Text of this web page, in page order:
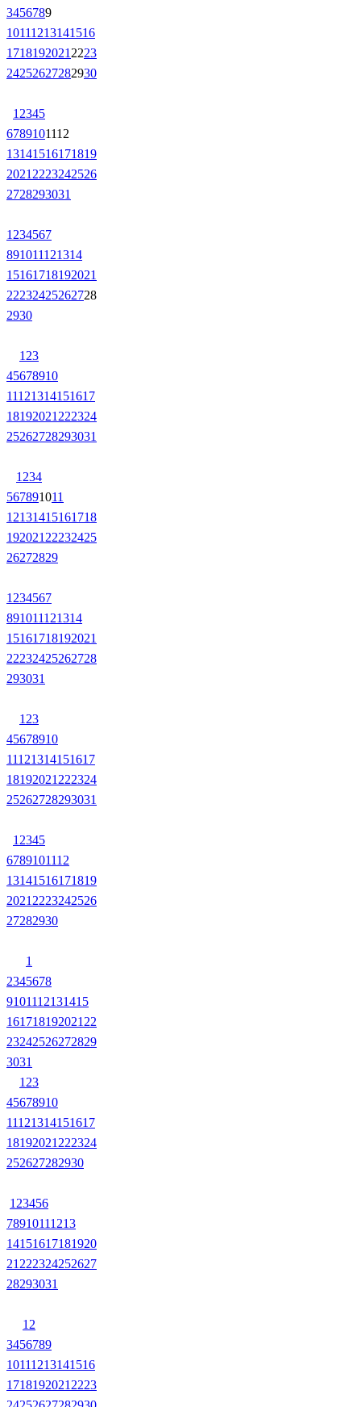
3456789
10111213141516
1718192021 2223
24252627282930
1 2345
6789101112
13141516171819
2021 2223242526
2728293031
1 234567
891011121314
15161718192021
22232425262728
2930
1 23
45678910
11121314151617
18192021 222324
25262728293031
1 234
567891011
12131415161718
192021 22232425
26272829
1 234567
891011121314
15161718192021
22232425262728
293031
1 23
45678910
11121314151617
18192021 222324
25262728293031
1 2345
6789101112
13141516171819
2021 2223242526
27282930
1
2345678
9101112131415
161718192021 22
23242526272829
3031
1 23
45678910
11121314151617
18192021 222324
252627282930
1 23456
78910111213
14151617181920
21 222324252627
28293031
1 2
3456789
10111213141516
1718192021 2223